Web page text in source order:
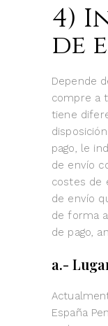
4)
de
Depende
compre a
tiene
pago, le
de envío
costes de
de envío
de forma
de pago,
a.-
España